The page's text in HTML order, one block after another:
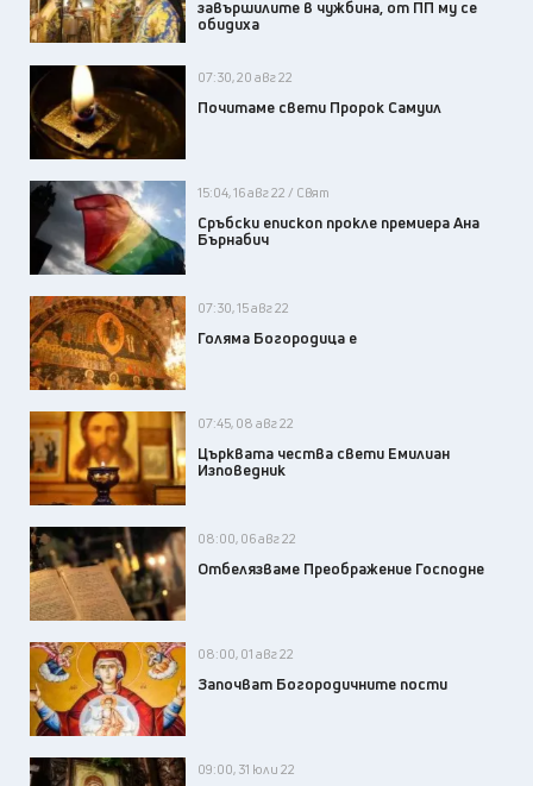
завършилите в чужбина, от ПП му се
обидиха
07:30, 20 авг 22
Почитаме свети Пророк Самуил
15:04, 16 авг 22 / Свят
Сръбски епископ прокле премиера Ана
Бърнабич
07:30, 15 авг 22
Голяма Богородица е
07:45, 08 авг 22
Църквата чества свети Емилиан
Изповедник
08:00, 06 авг 22
Отбелязваме Преображение Господне
08:00, 01 авг 22
Започват Богородичните пости
09:00, 31 юли 22